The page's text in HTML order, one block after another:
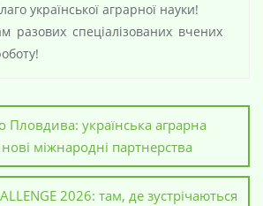
української аграрної науки!
разових спеціалізованих вчених
Пловдива: українська аграрна
міжнародні партнерства
2026: там, де зустрічаються